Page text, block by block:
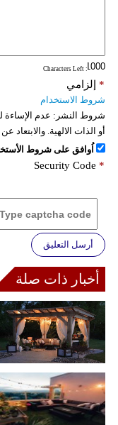
: Characters Left
إلزامي *
شروط الاستخدام
شروط النشر: عدم الإساءة
أو الذات الالهية.
اُوافق على شروط
Security Code *
أرسل التعليق
أخبار ذات صلة